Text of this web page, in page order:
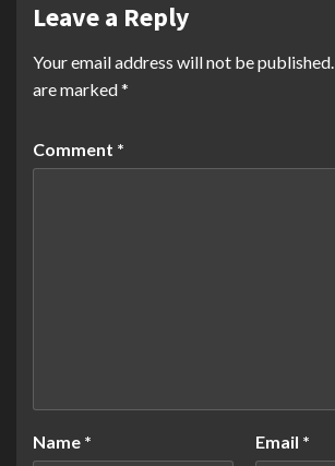
Leave a Reply
Your email address will not be published.
are marked*
Comment *
Name * Email *